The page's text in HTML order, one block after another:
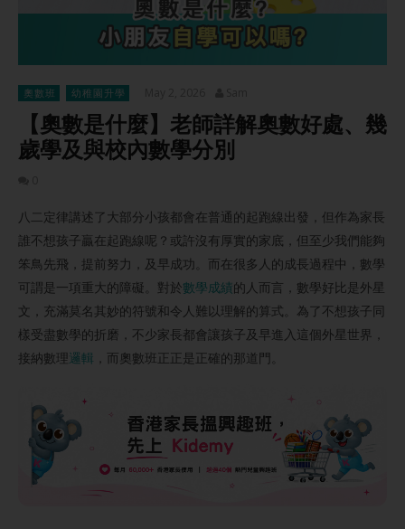
奧數班 幼稚園升學
【奧數是什麼】老師詳解奧數好處、幾
歲學及與校內數學分別
八二定律講述了大部分小孩都會在普通的起跑線出發，但作為家長
誰不想孩子贏在起跑線呢？或許沒有厚實的家底，但至少我們能夠
笨鳥先飛，提前努力，及早成功。而在很多人的成長過程中，數學
可謂是一項重大的障礙。對於數學成績的人而言，數學好比是外星
文，充滿莫名其妙的符號和令人難以理解的算式。為了不想孩子同
樣受盡數學的折磨，不少家長都會讓孩子及早進入這個外星世界，
接納數理邏輯 ，而奧數班正正是正確的那道門。